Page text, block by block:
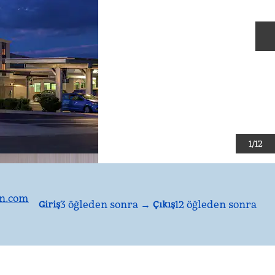
1/12
Giriş3 öğleden sonra → Çıkış12 öğleden sonra